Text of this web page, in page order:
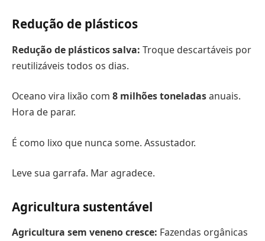
Redução de plásticos
Redução de plásticos salva: Troque descartáveis por
reutilizáveis todos os dias.
Oceano vira lixão com 8 milhões toneladasanuais.
Hora de parar.
É como lixo que nunca some. Assustador.
Leve sua garrafa. Mar agradece.
Agricultura sustentável
Agricultura sem veneno cresce: Fazendas orgânicas